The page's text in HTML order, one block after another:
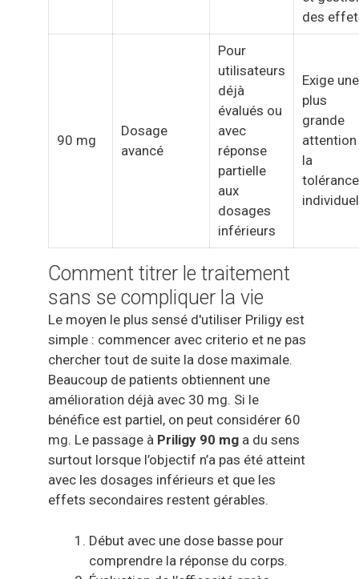
des
90 mg
Dosage
avancé
Pour
utilisateurs
déjà
évalués ou
avec
réponse
partielle
aux
dosages
inférieurs
Exige une
plus
grande
attention
la
tolérance
Comment titrer le traitement
sans se compliquer la vie
Le moyen le plus sensé d'utiliser Priligy est
simple : commencer avec criterio et ne pas
chercher tout de suite la dose maximale.
Beaucoup de patients obtiennent une
amélioration déjà avec 30 mg. Si le
bénéfice est partiel, on peut considérer 60
mg. Le passage à Priligy 90 mg a du sens
surtout lorsque l’objectif n’a pas été atteint
avec les dosages inférieurs et que les
effets secondaires restent gérables.
Début avec une dose basse pour
comprendre la réponse du corps.